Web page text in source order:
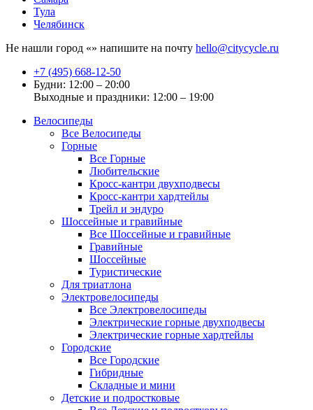
Тула
Челябинск
Не нашли город «» напишите на почту hello@citycycle.ru
+7 (495) 668-12-50
Будни: 12:00 – 20:00
Выходные и праздники: 12:00 – 19:00
Велосипеды
Все Велосипеды
Горные
Все Горные
Любительские
Кросс-кантри двухподвесы
Кросс-кантри хардтейлы
Трейл и эндуро
Шоссейные и гравийные
Все Шоссейные и гравийные
Гравийные
Шоссейные
Туристические
Для триатлона
Электровелосипеды
Все Электровелосипеды
Электрические горные двухподвесы
Электрические горные хардтейлы
Городские
Все Городские
Гибридные
Складные и мини
Детские и подростковые